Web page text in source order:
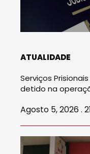
ATUALIDADE
Serviços
detido na
Agosto 5, 2026 .